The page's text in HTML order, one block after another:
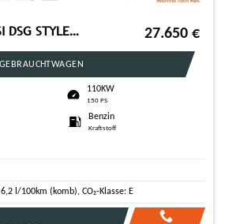
SKODA Karoq 1.5 TSI DSG STYLE +LED +RKAM +VIRTUAL +NAV 27.650 €
GEBRAUCHTWAGEN
110KW
150 PS
Benzin
Kraftstoff
l/100km (komb), CO₂-Klasse: E